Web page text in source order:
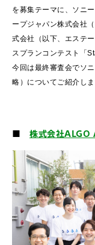
を募集テーマに、ソニ
ープジャパン株式会社
式会社（以下、エステ
スプランコンテスト「
今回は最終審査会でソ
略）についてご紹介しま
■ 株式会社ALGO